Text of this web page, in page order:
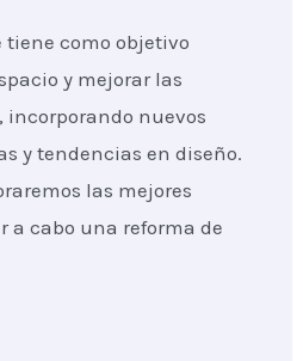
como objetivo
y mejorar las
incorporando nuevos
y tendencias en diseño.
las mejores
a cabo una reforma de